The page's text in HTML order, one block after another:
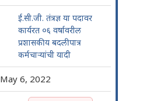
ई.सी.जी. तंत्रज्ञ या पदावर
कार्यरत ०६ वर्षावरील
प्रशासकीय बदलीपात्र
कर्मचाऱ्यांची यादी
May 6, 2022